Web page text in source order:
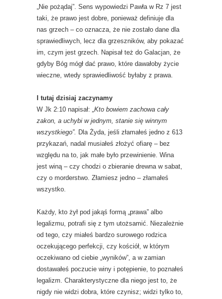
„Nie pożądaj”. Sens wypowiedzi Pawła w Rz 7 jest
taki, że prawo jest dobre, ponieważ definiuje dla
nas grzech – co oznacza, że nie zostało dane dla
sprawiedliwych, lecz dla grzeszników, aby pokazać
im, czym jest grzech. Napisał też do Galacjan, że
gdyby Bóg mógł dać prawo, które dawałoby życie
wieczne, wtedy sprawiedliwość byłaby z prawa.
I tutaj dzisiaj zaczynamy
W Jk 2:10 napisał: „Kto bowiem zachowa cały
zakon, a uchybi w jednym, stanie się winnym
wszystkiego”. Dla Żyda, jeśli złamałeś jedno z 613
przykazań, nadal musiałeś złożyć ofiarę – bez
względu na to, jak małe było przewinienie. Wina
jest winą – czy chodzi o zbieranie drewna w sabat,
czy o morderstwo. Złamiesz jedno – złamałeś
wszystko.
Każdy, kto żył pod jakąś formą „prawa” albo
legalizmu, potrafi się z tym utożsamić. Niezależnie
od tego, czy miałeś bardzo surowego rodzica
oczekującego perfekcji, czy kościół, w którym
oczekiwano od ciebie „wyników”, a w zamian
dostawałeś poczucie winy i potępienie, to poznałeś
legalizm. Charakterystyczne dla niego jest to, że
nigdy nie widzi dobra, które czynisz; widzi tylko to,